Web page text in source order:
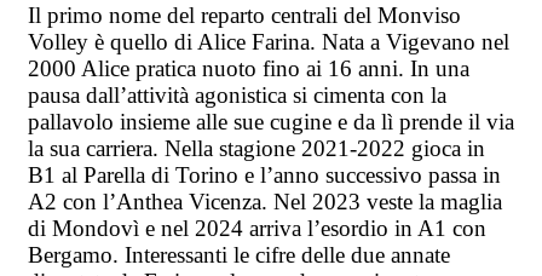
Il primo nome del reparto centrali del Monviso
Volley è quello di Alice Farina. Nata a Vigevano nel
2000 Alice pratica nuoto fino ai 16 anni. In una
pausa dall’attività agonistica si cimenta con la
pallavolo insieme alle sue cugine e da lì prende il via
la sua carriera. Nella stagione 2021-2022 gioca in
B1 al Parella di Torino e l’anno successivo passa in
A2 con l’Anthea Vicenza. Nel 2023 veste la maglia
di Mondovì e nel 2024 arriva l’esordio in A1 con
Bergamo. Interessanti le cifre delle due annate